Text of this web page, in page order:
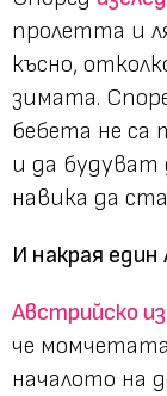
пролетта и
късно,
зимата.
бебета не са
и да будуват
навика да
И накрая
Австрийско
че
началото на